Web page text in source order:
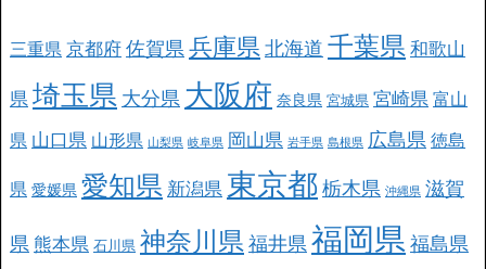
三重県京都府佐賀県 兵庫県北海道 千葉県 和歌山
県 埼玉県 大分県 大阪府 奈良県 宮城県 宮崎県 富山
県 山口県 山形県 山梨県 岐阜県 岡山県 岩手県 島根県 広島県 徳島
県 愛媛県 愛知県 新潟県 東京都 栃木県 沖縄県 滋賀
県 熊本県 石川県 神奈川県 福井県 福岡県福島県